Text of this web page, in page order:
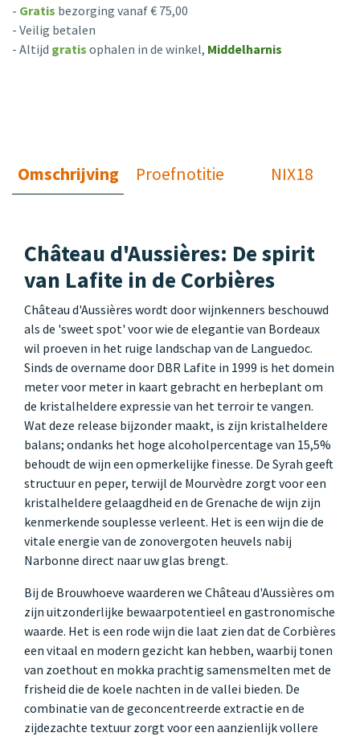
- Gratis bezorging vanaf € 75,00
- Veilig betalen
- Altijd gratis ophalen in de winkel, Middelharnis
Omschrijving Proefnotitie NIX18
Château d'Aussières: De spirit
van Lafite in de Corbières
Château d'Aussières wordt door wijnkenners beschouwd
als de 'sweet spot' voor wie de elegantie van Bordeaux
wil proeven in het ruige landschap van de Languedoc.
Sinds de overname door DBR Lafite in 1999 is het domein
meter voor meter in kaart gebracht en herbeplant om
de kristalheldere expressie van het terroir te vangen.
Wat deze release bijzonder maakt, is zijn kristalheldere
balans; ondanks het hoge alcoholpercentage van 15,5%
behoudt de wijn een opmerkelijke finesse. De Syrah geeft
structuur en peper, terwijl de Mourvèdre zorgt voor een
kristalheldere gelaagdheid en de Grenache de wijn zijn
kenmerkende souplesse verleent. Het is een wijn die de
vitale energie van de zonovergoten heuvels nabij
Narbonne direct naar uw glas brengt.
Bij de Brouwhoeve waarderen we Château d'Aussières om
zijn uitzonderlijke bewaarpotentieel en gastronomische
waarde. Het is een rode wijn die laat zien dat de Corbières
een vitaal en modern gezicht kan hebben, waarbij tonen
van zoethout en mokka prachtig samensmelten met de
frisheid die de koele nachten in de vallei bieden. De
combinatie van de geconcentreerde extractie en de
zijdezachte textuur zorgt voor een aanzienlijk vollere